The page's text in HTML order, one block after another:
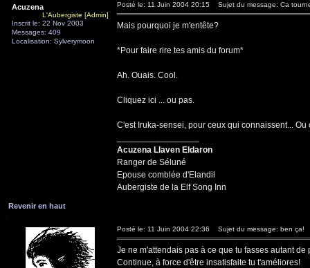
Acuzena
L'Aubergiste [Admin]
Inscrit le: 22 Nov 2003
Messages: 409
Localisation: Sylverymoon
Posté le: 11 Juin 2004 20:15 Sujet du message: Ca
Mais pourquoi je m'entête?
*Pour faire rire tes amis du forum*
Ah. Ouais. Cool.
Cliquez ici ... ou pas.
C'est Iruka-sensei, pour ceux qui connaissent...
Acuzena Llaven Eldaron
Ranger de Séluné
Epouse comblée d'Elandil
Aubergiste de la Elf Song Inn
Revenir en haut
Posté le: 11 Juin 2004 22:36 Sujet du message: ben ça!
Je ne m'attendais pas à ce que tu fasses autant de
Continue, à force d'être insatisfaite tu t'améliores!